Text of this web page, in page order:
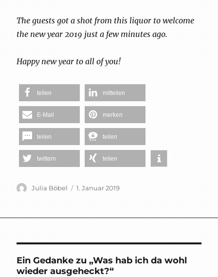
The guests got a shot from this liquor to welcome
the new year 2019 just a few minutes ago.
Happy new year to all of you!
teilen mitteilen
E-Mail merken
teilen teilen
twittern teilen
Autor
Julia Böbel
Veröffentlicht
1. Januar 2019
Ein Gedanke zu „Was hab ich da wohl
wieder ausgeheckt?“